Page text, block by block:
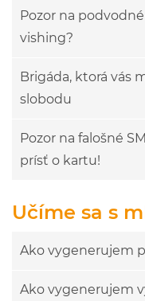
Pozor na
vishing?
Brigáda, ktorá vás
slobodu
Pozor na falošné
prísť o kartu!
Učíme sa s
Ako vygenerujem
Ako vygenerujem